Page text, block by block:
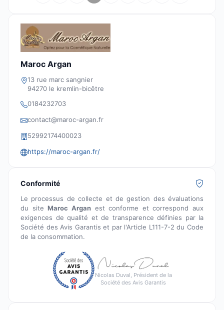
Maroc Argan
13 rue marc sangnier
94270 le kremlin-bicêtre
0184232703
contact@maroc-argan.fr
52992174400023
https://maroc-argan.fr/
Conformité
Le processus de collecte et de gestion des évaluations
du siteMaroc Arganest conforme et correspond aux
exigences de qualité et de transparence définies par la
Société des Avis Garantis et par l'Article L111-7-2 du Code
de la consommation.
Nicolas Duval, Président de la
Société des Avis Garantis